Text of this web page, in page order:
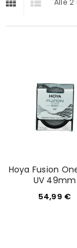
Alle
Hoya Fusion
UV 49mm
54,99 €